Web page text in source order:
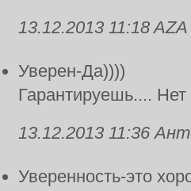
13.12.2013 11:18 AZA
Уверен-Да))))
Гарантируешь....
13.12.2013 11:36
Уверенность-это